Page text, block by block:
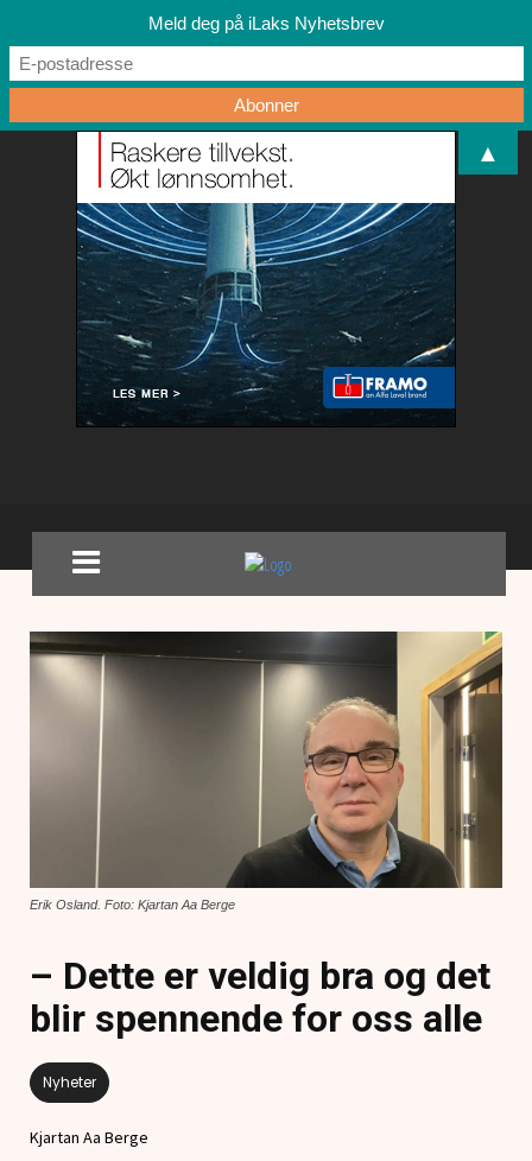
Erik Osland. Foto: Kjartan Aa Berge
– Dette er veldig bra og det
blir spennende for oss alle
Nyheter
Kjartan Aa Berge
Meld deg på iLaks Nyhetsbrev
▲